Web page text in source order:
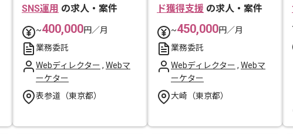
SNS運用 の求人・案件
~400,000円／月
業務委託
Webディレクター , Webマ
ーケター
表参道（東京都）
ド獲得支援 の求人・案件
~450,000円／月
業務委託
Webディレクター , Webマ
ーケター
大崎（東京都）